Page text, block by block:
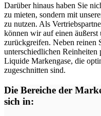
Darüber hinaus haben Sie
zu mieten, sondern mit
zu nutzen. Als
können wir auf einen äußerst
zurückgreifen. Neben reinen
unterschiedlichen
Liquide Markengase, die
zugeschnitten sind.
Die Bereiche der
sich in: